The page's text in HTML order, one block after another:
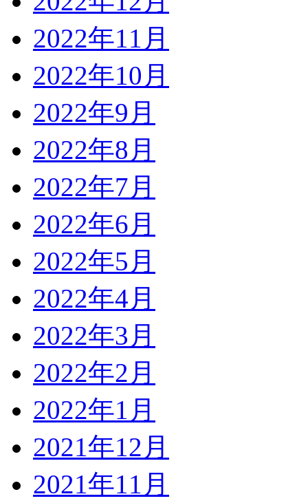
2022年11月
2022年10月
2022年9月
2022年8月
2022年7月
2022年6月
2022年5月
2022年4月
2022年3月
2022年2月
2022年1月
2021年12月
2021年11月